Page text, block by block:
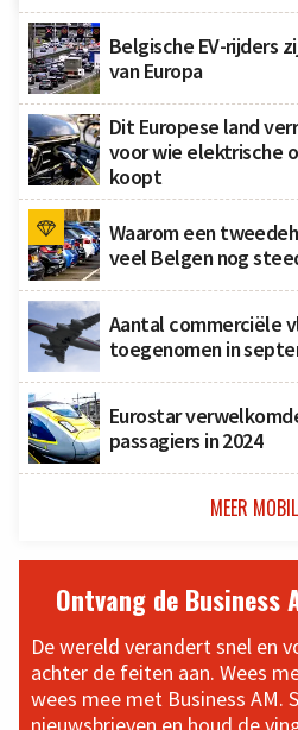
Belgische EV-rijders
van Europa
Dit Europese land
voor wie elektrische
koopt
Waarom een
veel Belgen nog
Aantal commerciële
toegenomen in
Eurostar
passagiers in 2024
MEER
Ontvang de Business
De wereld verandert snel en
achter de feiten aan. Wees
wees mee met Business AM.